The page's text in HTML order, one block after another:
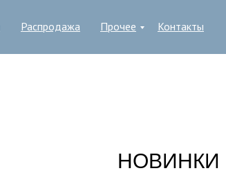
Контакты
Прочее
Распродажа
НОВИНКИ